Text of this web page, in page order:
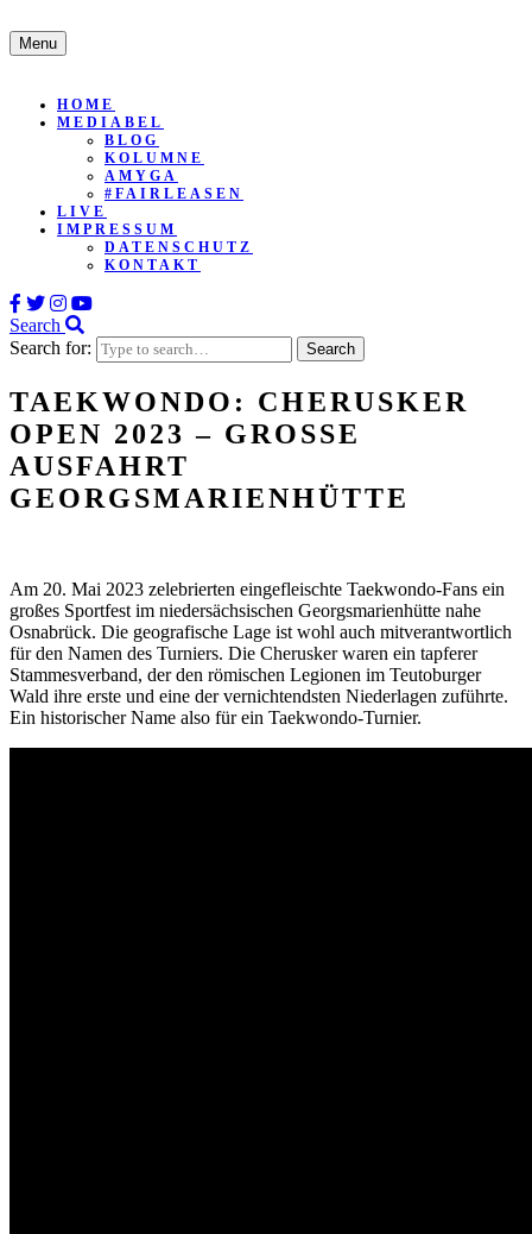
Menu
HOME
MEDIABEL
BLOG
KOLUMNE
AMYGA
#FAIRLEASEN
LIVE
IMPRESSUM
DATENSCHUTZ
KONTAKT
Search
Search for:
TAEKWONDO: CHERUSKER
OPEN 2023 – GROSSE A
USFAHRT G
EORGSMARIENHÜTTE
Am 20. Mai 2023 zelebrierten eingefleischte Taekwondo-Fans ein
großes Sportfest im niedersächsischen Georgsmarienhütte nahe
Osnabrück. Die geografische Lage ist wohl auch mitverantwortlich
für den Namen des Turniers. Die Cherusker waren ein tapferer
Stammesverband, der den römischen Legionen im Teutoburger
Wald ihre erste und eine der vernichtendsten Niederlagen zuführte.
Ein historischer Name also für ein Taekwondo-Turnier.